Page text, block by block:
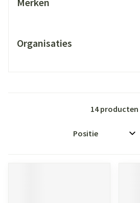
Organisaties
14producten
Sorteer op: